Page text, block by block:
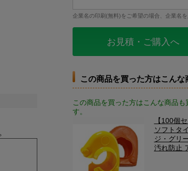
企業名の印刷(無料)をご希望の場合、企業名を
お見積・ご購入へ
この商品を買った方はこんな
この商品を買った方はこんな商品も
す。
【100個
ソフトタ
ジ・グリ
汚れ防止